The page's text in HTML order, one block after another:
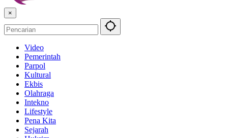
×
Video
Pemerintah
Parpol
Kultural
Ekbis
Olahraga
Intekno
Lifestyle
Pena Kita
Sejarah